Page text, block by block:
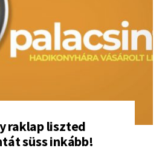
raklap liszted
süss inkább!